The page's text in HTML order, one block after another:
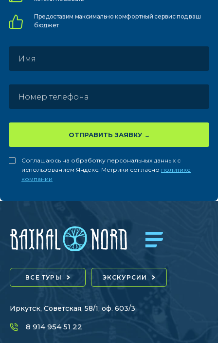
Предоставим максимально комфортныйсервис под ваш
бюджет
ОТПРАВИТЬ ЗАЯВКУ
Соглашаюсь на обработку персональных данных с
использованием Яндекс. Метрики согласно политике
компании
ВСЕ ТУРЫ ЭКСКУРСИИ
Иркутск, Советская, 58/1, оф. 603/3
8 914 954 51 22